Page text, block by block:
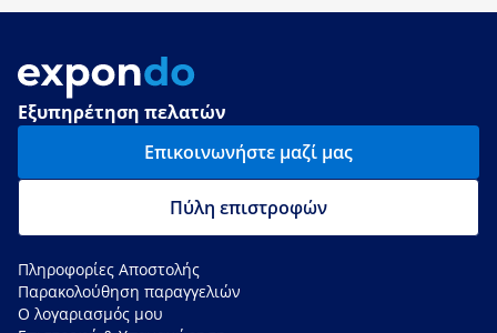
Εξυπηρέτηση πελατών
Επικοινωνήστε μαζί μας
Πύλη επιστροφών
Πληροφορίες Αποστολής
Παρακολούθηση παραγγελιών
Ο λογαριασμός μου